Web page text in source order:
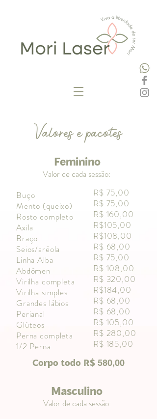
Feminino
Valor de cada sessão:
Buço
Mento (queixo)
Rosto completo
Axila
Braço
Seios/aréola
Linha Alba
Abdômen
Virilha completa
Virilha simples
Grandes lábios
Perianal
Glúteos
Perna completa
1/2 Perna
R$ 75,00
R$ 75,00
R$ 160,00
R$105,00
R$108,00
R$ 68,00
R$ 75,00
R$ 108,00
R$ 320,00
R$184,00
R$ 68,00
R$ 68,00
R$ 105,00
R$ 280,00
R$ 185,00
Corpo todo R$ 580,00
Masculino
Valor de cada sessão: